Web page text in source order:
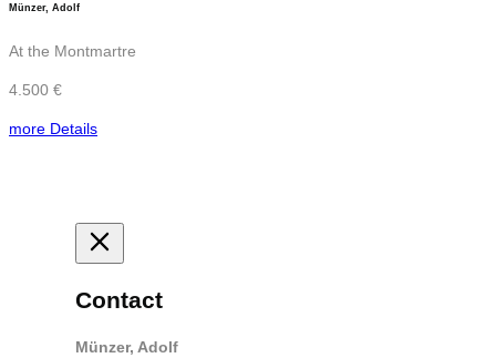
Münzer, Adolf
At the Montmartre
4.500 €
more Details
Contact
Münzer, Adolf